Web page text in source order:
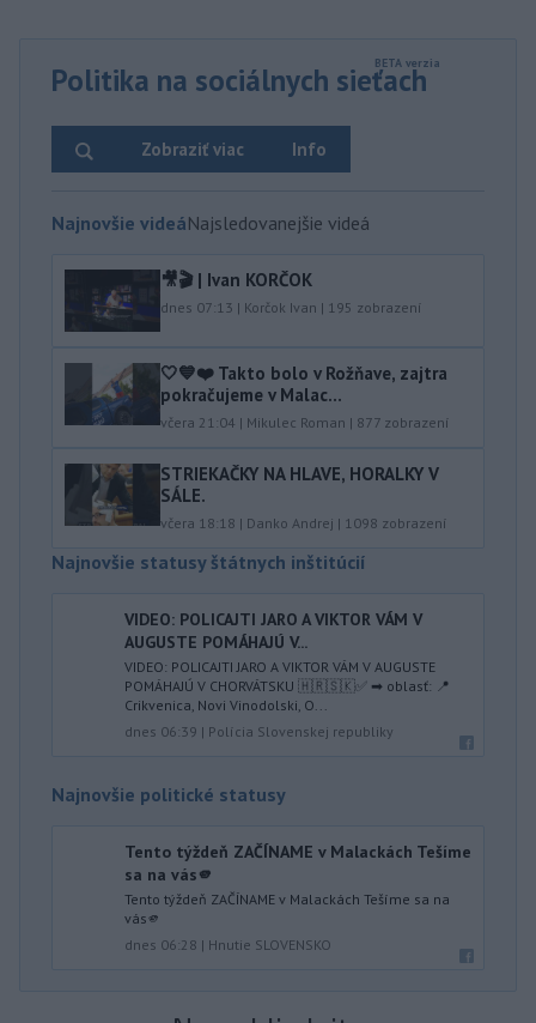
Politika na sociálnych sieťach
Info
Zobraziť viac
Najnovšie videáNajsledovanejšie videá
🎥🎬 | Ivan KORČOK
dnes 07:13 | Korčok Ivan | 195 zobrazení
🤍💙❤️ Takto bolo v Rožňave, zajtra
pokračujeme v Malac...
včera 21:04 | Mikulec Roman | 877 zobrazení
STRIEKAČKY NA HLAVE, HORALKY V
SÁLE.
včera 18:18 | Danko Andrej | 1098 zobrazení
Najnovšie statusy štátnych inštitúcií
VIDEO: POLICAJTI JARO A VIKTOR VÁM V
AUGUSTE POMÁHAJÚ V...
VIDEO: POLICAJTI JARO A VIKTOR VÁM V AUGUSTE
POMÁHAJÚ V CHORVÁTSKU 🇭🇷🇸🇰✅ ➡ oblasť: 📍
Crikvenica, Novi Vinodolski, O...
dnes 06:39 | Polícia Slovenskej republiky
Najnovšie politické statusy
Tento týždeň ZAČÍNAME v Malackách Tešíme
sa na vás🫵
Tento týždeň ZAČÍNAME v Malackách Tešíme sa na
vás🫵
dnes 06:28 | Hnutie SLOVENSKO